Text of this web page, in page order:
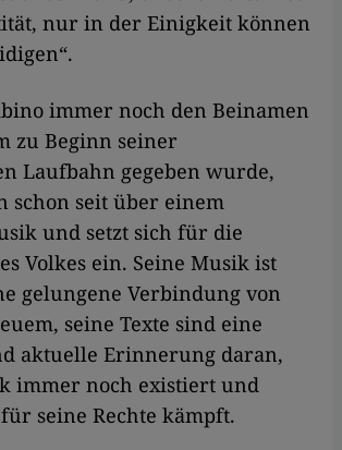
nur in der Einigkeit können
immer noch den Beinamen
zu Beginn seiner
Laufbahn gegeben wurde,
schon seit über einem
und setzt sich für die
Volkes ein. Seine Musik ist
gelungene Verbindung von
seine Texte sind eine
aktuelle Erinnerung daran,
immer noch existiert und
seine Rechte kämpft.